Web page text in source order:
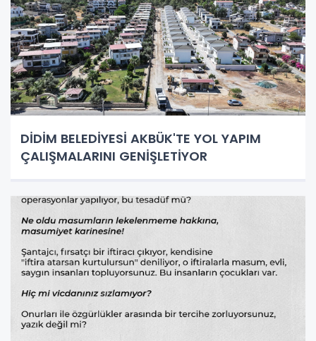
DİDİM BELEDİYESİ AKBÜK'TE YOL YAPIM
ÇALIŞMALARINI GENİŞLETİYOR